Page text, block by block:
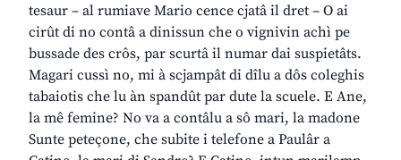
tesaur – al rumiave Mario cence cjatâ il dret – O ai
cirût di no contâ a dinissun che o vignivin achì pe
bussade des crôs, par scurtâ il numar dai suspietâts.
Magari cussì no, mi à scjampât di dîlu a dôs coleghis
tabaiotis che lu àn spandût par dute la scuele. E Ane,
la mê femine? No va a contâlu a sô mari, la madone
Sunte peteçone, che subite i telefone a Paulâr a